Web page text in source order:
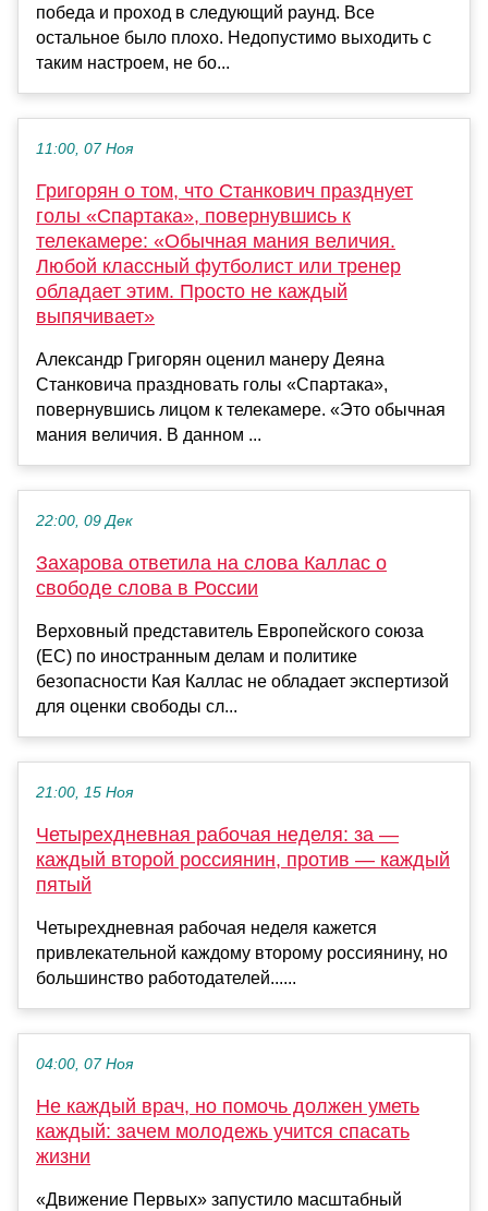
победа и проход в следующий раунд. Все
остальное было плохо. Недопустимо выходить с
таким настроем, не бо...
11:00, 07 Ноя
Григорян о том, что Станкович празднует
голы «Спартака», повернувшись к
телекамере: «Обычная мания величия.
Любой классный футболист или тренер
обладает этим. Просто не каждый
выпячивает»
Александр Григорян оценил манеру Деяна
Станковича праздновать голы «Спартака»,
повернувшись лицом к телекамере. «Это обычная
мания величия. В данном ...
22:00, 09 Дек
Захарова ответила на слова Каллас о
свободе слова в России
Верховный представитель Европейского союза
(ЕС) по иностранным делам и политике
безопасности Кая Каллас не обладает экспертизой
для оценки свободы сл...
21:00, 15 Ноя
Четырехдневная рабочая неделя: за —
каждый второй россиянин, против — каждый
пятый
Четырехдневная рабочая неделя кажется
привлекательной каждому второму россиянину, но
большинство работодателей......
04:00, 07 Ноя
Не каждый врач, но помочь должен уметь
каждый: зачем молодежь учится спасать
жизни
«Движение Первых» запустило масштабный